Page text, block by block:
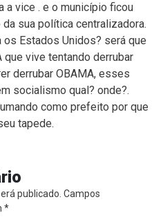
a vice . e o município ficou
sua política centralizadora.
os Estados Unidos? será que
que vive tentando derrubar
derrubar OBAMA, esses
socialismo qual? onde?.
como prefeito por que
tapede.
publicado. Campos
*